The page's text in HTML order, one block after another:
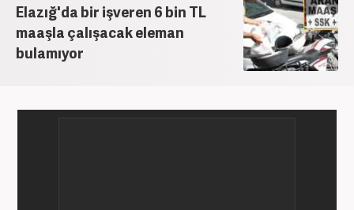
Elazığ'da bir işveren 6 bin TL
maaşla çalışacak eleman
bulamıyor